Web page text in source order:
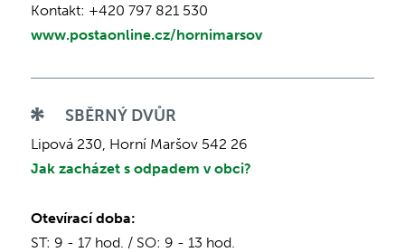
Kontakt: +420 797 821 530
www.postaonline.cz/hornimarsov
SBĚRNÝ DVŮR
Lipová 230, Horní Maršov 542 26
Jak zacházet s odpadem v obci?
Otevírací doba:
ST: 9 - 17 hod. / SO: 9 - 13 hod.